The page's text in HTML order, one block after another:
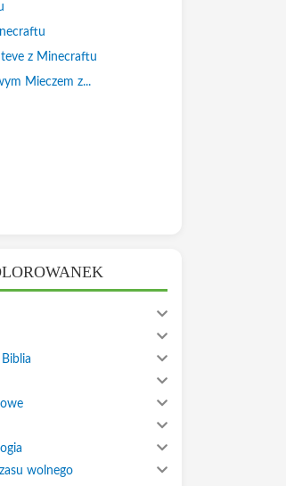
z Minecraftu
Mieczem z...
wolnego